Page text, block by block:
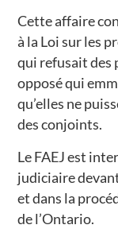
Cette affaire
à la Loi sur les
qui refusait des
opposé qui
qu’elles ne
des conjoints.
Le FAEJ est
judiciaire
et dans la
de l’Ontario.